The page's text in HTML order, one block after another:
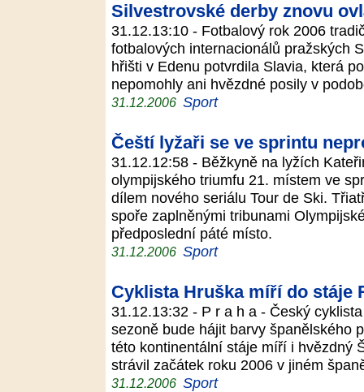
Silvestrovské derby znovu
31.12.13:10 - Fotbalový rok 2006
fotbalových internacionálů pražských
hřišti v Edenu potvrdila Slavia, která
nepomohly ani hvězdné posily v
31.12.2006 Sport
Čeští lyžaři se ve sprintu
31.12.12:58 - Běžkyně na lyžích
olympijského triumfu 21. místem ve
dílem nového seriálu Tour de Ski.
spoře zaplněnými tribunami
předposlední páté místo.
31.12.2006 Sport
Cyklista Hruška míří do stáje
31.12.13:32 - P r a h a - Český
sezoně bude hájit barvy španělského
této kontinentální stáje míří i hvězdný
strávil začátek roku 2006 v jiném
31.12.2006 Sport